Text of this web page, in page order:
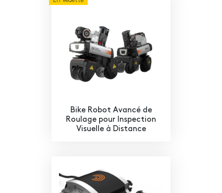
Bike Robot Avancé de
Roulage pour Inspection
Visuelle à Distance